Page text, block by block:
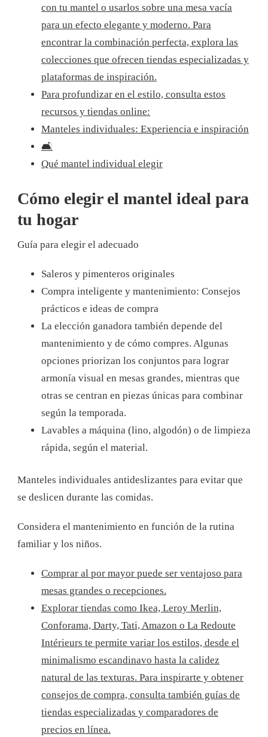
con tu mantel o usarlos sobre una mesa vacía
para un efecto elegante y moderno. Para
encontrar la combinación perfecta, explora las
colecciones que ofrecen tiendas especializadas y
plataformas de inspiración.
Para profundizar en el estilo, consulta estos
recursos y tiendas online:
Manteles individuales: Experiencia e inspiración
🛋️
Qué mantel individual elegir
Cómo elegir el mantel ideal para
tu hogar
Guía para elegir el adecuado
Saleros y pimenteros originales
Compra inteligente y mantenimiento: Consejos
prácticos e ideas de compra
La elección ganadora también depende del
mantenimiento y de cómo compres. Algunas
opciones priorizan los conjuntos para lograr
armonía visual en mesas grandes, mientras que
otras se centran en piezas únicas para combinar
según la temporada.
Lavables a máquina (lino, algodón) o de limpieza
rápida, según el material.
Manteles individuales antideslizantes para evitar que
se deslicen durante las comidas.
Considera el mantenimiento en función de la rutina
familiar y los niños.
Comprar al por mayor puede ser ventajoso para
mesas grandes o recepciones.
Explorar tiendas como Ikea, Leroy Merlin,
Conforama, Darty, Tati, Amazon o La Redoute
Intérieurs te permite variar los estilos, desde el
minimalismo escandinavo hasta la calidez
natural de las texturas. Para inspirarte y obtener
consejos de compra, consulta también guías de
tiendas especializadas y comparadores de
precios en línea.